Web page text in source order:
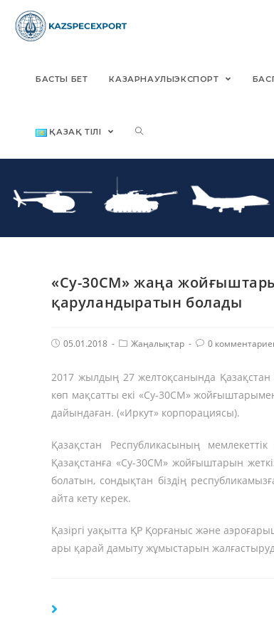
content
БАСТЫ БЕТ КАЗАРНАУЛЫЭКСПОРТ
ҚАЗАҚ ТІЛІ
«Су-30СМ» жаңа
қаруландыратын болады
Post05.01.2018
PostЖаңалықтар
Комментарии
0
2017 жылдың 27 желтоқсанында
көп мақсатты екі «Су-30СМ»
дайындаған. («Иркут» корпорациясы).
Қазақстан Республикасының
Қазақстанға «Су-30СМ» жойғыштарын
болатын, сондықтан біздің
айта кету керек.
Қазіргі уақытта ҚР Қорғаныс және
ары қарай дамыту жұмыстарын